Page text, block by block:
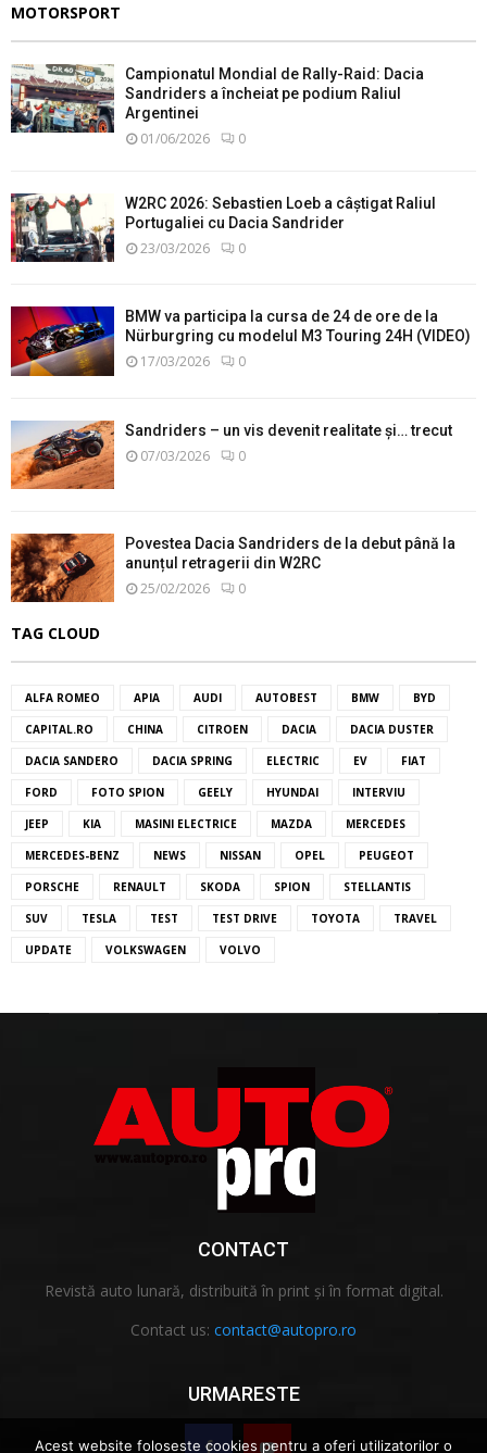
MOTORSPORT
Campionatul Mondial de Rally-Raid: Dacia
Sandriders a încheiat pe podium Raliul
Argentinei
01/06/2026 0
W2RC 2026: Sebastien Loeb a câștigat Raliul
Portugaliei cu Dacia Sandrider
23/03/2026 0
BMW va participa la cursa de 24 de ore de la
Nürburgring cu modelul M3 Touring 24H (VIDEO)
17/03/2026 0
Sandriders – un vis devenit realitate și… trecut
07/03/2026 0
Povestea Dacia Sandriders de la debut până la
anunțul retragerii din W2RC
25/02/2026 0
TAG CLOUD
ALFA ROMEO APIA AUDI AUTOBEST BMW BYD
CAPITAL.RO CHINA CITROEN DACIA DACIA DUSTER
DACIA SANDERO DACIA SPRING ELECTRIC EV FIAT
FORD FOTO SPION GEELY HYUNDAI INTERVIU
JEEP KIA MASINI ELECTRICE MAZDA MERCEDES
MERCEDES-BENZ NEWS NISSAN OPEL PEUGEOT
PORSCHE RENAULT SKODA SPION STELLANTIS
SUV TESLA TEST TEST DRIVE TOYOTA TRAVEL
UPDATE VOLKSWAGEN VOLVO
CONTACT
Revistă auto lunară, distribuită în print și în format digital.
Contact us: contact@autopro.ro
URMARESTE
Acest website foloseste cookies pentru a oferi utilizatorilor o